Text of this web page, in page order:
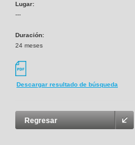
Lugar:
---
Duración:
24 meses
Descargar resultado de búsqueda
Regresar